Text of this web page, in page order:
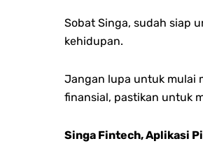
Sobat Singa, sudah siap
kehidupan.
Jangan lupa untuk mulai
finansial, pastikan untuk
Singa Fintech, Aplikasi